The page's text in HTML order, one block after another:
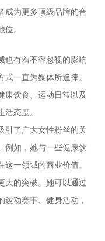
成为更多顶级品牌的合
。
也有着不容忽视的影响
一直为媒体所追捧。
康饮食、运动日常以及
态度。
引了广大女性粉丝的关
例如，她与一些健康饮
一领域的商业价值。
大的突破。她可以通过
动赛事、健身活动，